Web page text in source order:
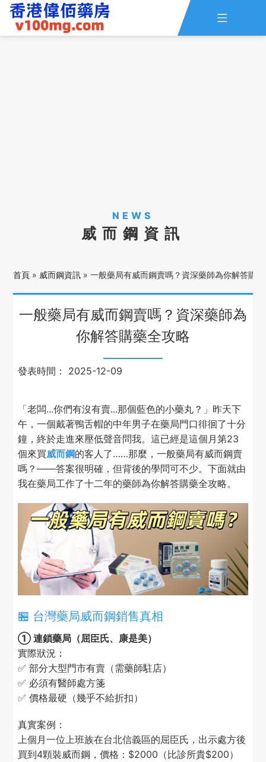

NEWS
威而鋼資訊
首頁 » 威而鋼資訊 »一般藥局有威而鋼賣嗎？資深藥師為你解答購
一般藥局有威而鋼賣嗎？資深藥師為
你解答購藥全攻略
發表時間： 2025-12-09
「老闆...你們有沒有賣...那個藍色的小藥丸？」昨天下
午，一個戴著鴨舌帽的中年男子在藥局門口徘徊了十分
鐘，終於走進來壓低聲音問我。這已經是這個月第23
個來買威而鋼的客人了……那麼，一般藥局有威而鋼賣
嗎？——答案很明確，但背後的學問可不少。下面就由
我在藥局工作了十二年的藥師為你解答購藥全攻略。
🏪 台灣藥局威而鋼銷售真相
① 連鎖藥局（屈臣氏、康是美）
實際狀況：
✅ 部分大型門市有賣（需藥師駐店）
✅ 必須有醫師處方箋
✅ 價格最硬（幾乎不給折扣）
真實案例：
上個月一位上班族在台北信義區的屈臣氏，出示處方後
買到4顆裝威而鋼，價格：$2000（比診所貴$200）